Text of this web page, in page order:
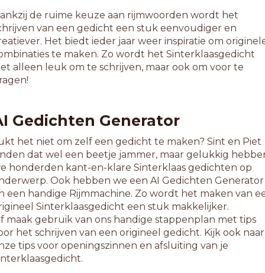
de ruime keuze aan rijmwoorden wordt het
van een gedicht een stuk eenvoudiger en
Het biedt ieder jaar weer inspiratie om
te maken. Zo wordt het Sinterklaasgedicht
alleen leuk om te schrijven, maar ook om voor te
Gedichten Generator
het niet om zelf een gedicht te maken? Sint en Piet
dat wel een beetje jammer, maar gelukkig
honderden kant-en-klare Sinterklaas gedichten op
Ook hebben we een AI Gedichten Generator
een handige Rijmmachine. Zo wordt het maken van
Sinterklaasgedicht een stuk makkelijker.
maak gebruik van ons handige stappenplan met tips
het schrijven van een origineel gedicht. Kijk ook naar
tips voor openingszinnen en afsluiting van je